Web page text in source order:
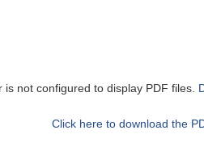
not configured to display PDF files.
Click here to download the